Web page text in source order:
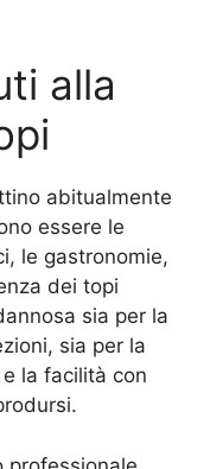
alla
abitualmente
essere le
le gastronomie,
dei topi
sia per la
sia per la
la facilità con